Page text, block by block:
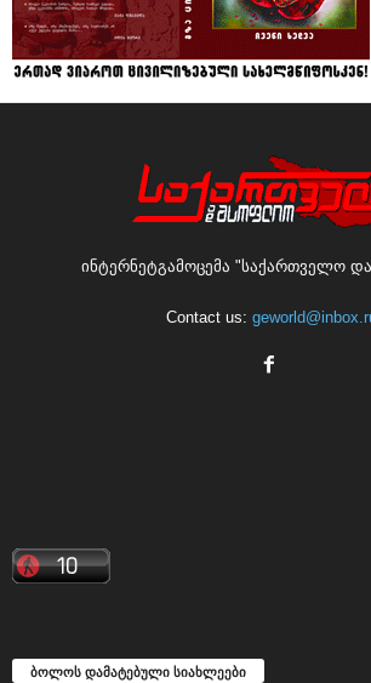
ინტერნეტგამოცემა "საქართველო
Contact us:
ბოლოს დამატებული სიახლეები